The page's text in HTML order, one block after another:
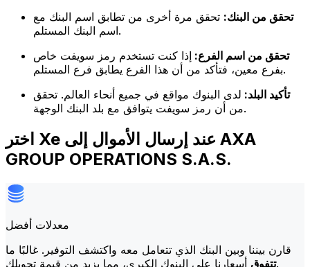
تحقق من البنك: تحقق مرة أخرى من تطابق اسم البنك مع
اسم البنك المستلم.
تحقق من اسم الفرع: إذا كنت تستخدم رمز سويفت خاص
بفرع معين، فتأكد من أن هذا الفرع يطابق فرع المستلم.
تأكيد البلد: لدى البنوك مواقع في جميع أنحاء العالم. تحقق
من أن رمز سويفت يتوافق مع بلد البنك الوجهة.
اختر Xe عند إرسال الأموال إلى AXA
GROUP OPERATIONS S.A.S.
معدلات أفضل
قارن بيننا وبين البنك الذي تتعامل معه واكتشف التوفير. غالبًا ما
تتفوقأسعارنا على البنوك الكبرى، مما يزيد من قيمة تحويلك.